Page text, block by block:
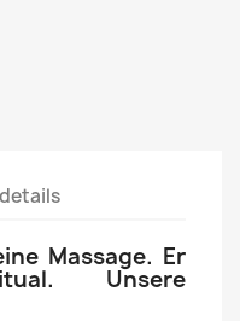
Massage. Er
Unsere